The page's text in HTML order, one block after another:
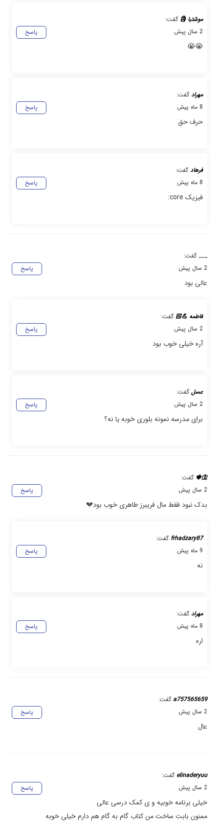
موشتبا 🗿 گفت:
پاسخ
2 سال پیش
😭😭
مهراد گفت:
پاسخ
8 ماه پیش
حرف حق
فرهاد گفت:
پاسخ
8 ماه پیش
فیزیک core:
...... گفت:
پاسخ
2 سال پیش
عالی بود
فاطمه 💪🏻 گفت:
پاسخ
2 سال پیش
آره خیلی خوب بود
عسل گفت:
پاسخ
2 سال پیش
برای مدرسه نمونه بلوری خوبه یا نه؟
🛐🍓 گفت:
پاسخ
2 سال پیش
بدک نبود فقط مال فریبرز طاهری خوب بود💔
frhadzary87 گفت:
پاسخ
9 ماه پیش
نه
مهراد گفت:
پاسخ
8 ماه پیش
اره
a757565659 گفت:
پاسخ
2 سال پیش
عال
elinaderyuu گفت:
پاسخ
2 سال پیش
خیلی برنامه خوبیه و ی کمک درسی عالی
ممنون بابت ساخت من کتاب گام به گام هم دارم خیلی خوبه